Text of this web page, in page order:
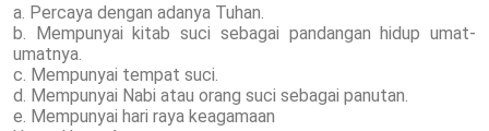
a. Percaya dengan adanya Tuhan.
b. Mempunyai kitab suci sebagai pandangan hidup umat-
umatnya.
c. Mempunyai tempat suci.
d. Mempunyai Nabi atau orang suci sebagai panutan.
e. Mempunyai hari raya keagamaan